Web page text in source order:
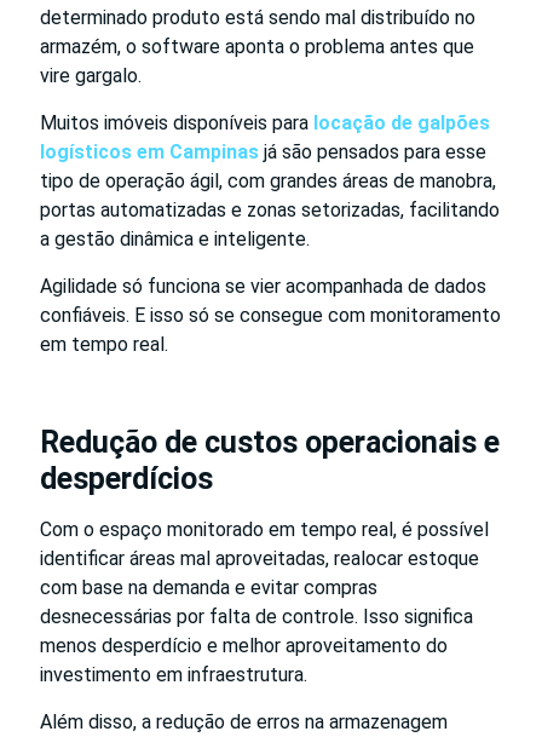
determinado produto está sendo mal distribuído no
armazém, o software aponta o problema antes que
vire gargalo.
Muitos imóveis disponíveis para locação de galpões
logísticos em Campinas já são pensados para esse
tipo de operação ágil, com grandes áreas de manobra,
portas automatizadas e zonas setorizadas, facilitando
a gestão dinâmica e inteligente.
Agilidade só funciona se vier acompanhada de dados
confiáveis. E isso só se consegue com monitoramento
em tempo real.
Redução de custos operacionais e
desperdícios
Com o espaço monitorado em tempo real, é possível
identificar áreas mal aproveitadas, realocar estoque
com base na demanda e evitar compras
desnecessárias por falta de controle. Isso significa
menos desperdício e melhor aproveitamento do
investimento em infraestrutura.
Além disso, a redução de erros na armazenagem